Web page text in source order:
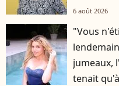
6 août 2026
"Vous
jumeaux,
tenait